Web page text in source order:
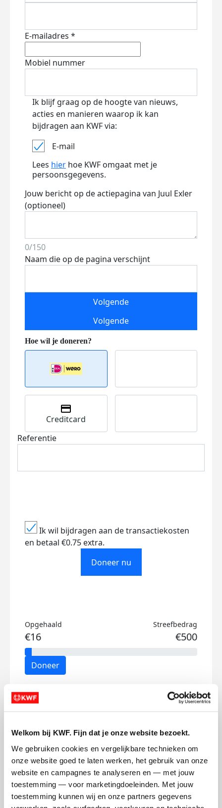
Welkom bij KWF. Fijn dat je onze website bezoekt.
We gebruiken cookies en vergelijkbare technieken om
onze website goed te laten werken, het gebruik van onze
website en campagnes te analyseren en — met jouw
toestemming — voor marketingdoeleinden. Met jouw
toestemming kunnen wij en onze partners gegevens
E-mailadres *
Mobiel nummer
Ik blijf graag op de hoogte van nieuws,
acties en manieren waarop ik kan
bijdragen aan KWF via:
E-mail
Lees hier hoe KWF omgaat met je
persoonsgegevens.
Jouw bericht op de actiepagina van Juul Exler
(optioneel)
0/150
Naam die op de pagina verschijnt
Volgende
Volgende
Creditcard
Referentie
Ik wil bijdragen aan de transactiekosten
en betaal €0.75 extra.
Doneer nu
Opgehaald
€16
Streefbedrag
€500
Doneer